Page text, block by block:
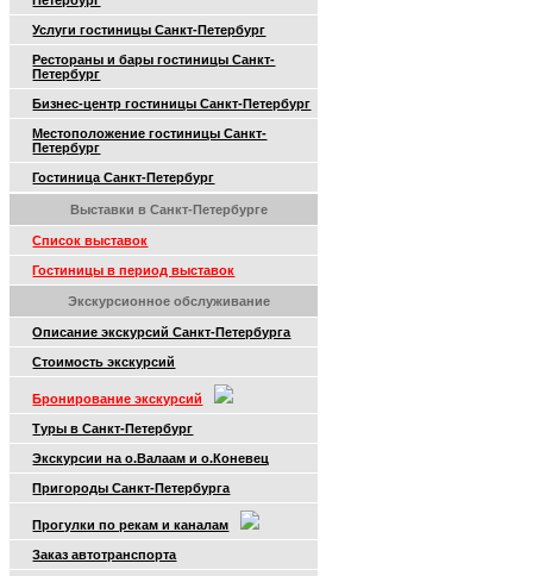
Услуги гостиницы Санкт-Петербург
Рестораны и бары гостиницы Санкт-
Петербург
Бизнес-центр гостиницы Санкт-Петербург
Местоположение гостиницы Санкт-
Петербург
Гостиница Санкт-Петербург
Выставки в Санкт-Петербурге
Список выставок
Гостиницы в период выставок
Экскурсионное обслуживание
Описание экскурсий Санкт-Петербурга
Стоимость экскурсий
Бронирование экскурсий
Туры в Санкт-Петербург
Экскурсии на о.Валаам и о.Коневец
Пригороды Санкт-Петербурга
Прогулки по рекам и каналам
Заказ автотранспорта